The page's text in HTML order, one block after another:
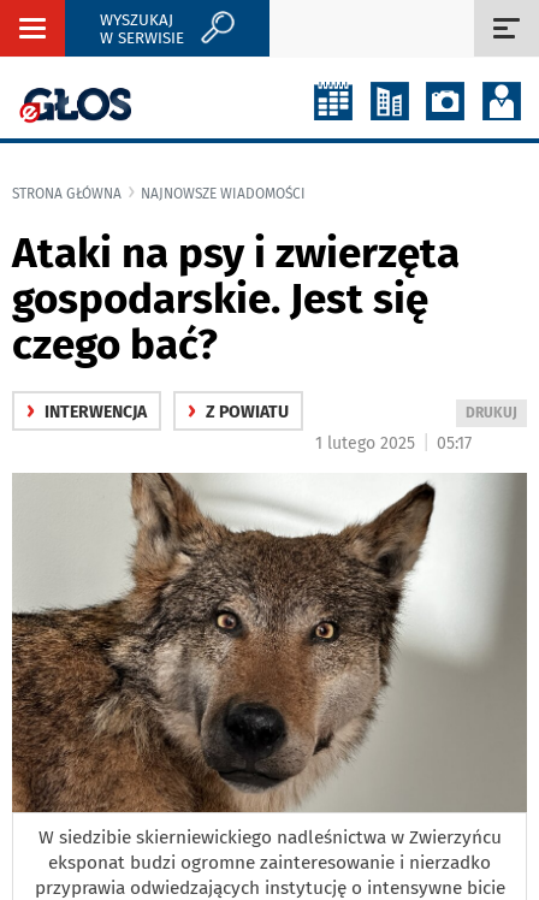
Rozwiń
WYSZUKAJ
W SERWISIE
STRONA GŁÓWNA NAJNOWSZE WIADOMOŚCI
Ataki na psy i zwierzęta
gospodarskie. Jest się
czego bać?
› INTERWENCJA › Z POWIATU
WYDRUKUJ
DRUKUJ
1 lutego 2025 05:17
W siedzibie skierniewickiego nadleśnictwa w Zwierzyńcu
eksponat budzi ogromne zainteresowanie i nierzadko
przyprawia odwiedzających instytucję o intensywne bicie